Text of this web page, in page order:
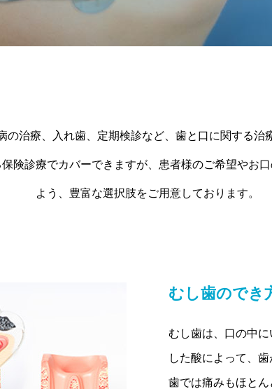
の治療、入れ歯、定期検診など、歯と口に関する治
険診療でカバーできますが、患者様のご希望やお
よう、豊富な選択肢をご用意しております。
むし歯のでき
むし歯は、口の中
した酸によって、
歯では痛みもほと